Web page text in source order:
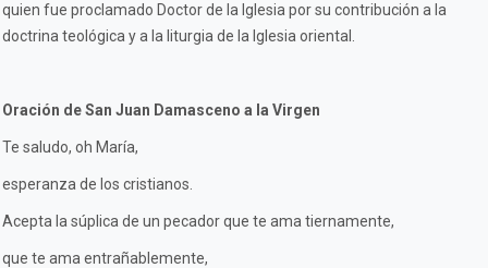
quien fue proclamado Doctor de la Iglesia por su contribución a la
doctrina teológica y a la liturgia de la Iglesia oriental.
Oración de San Juan Damasceno a la Virgen
Te saludo, oh María,
esperanza de los cristianos.
Acepta la súplica de un pecador que te ama tiernamente,
que te ama entrañablemente,